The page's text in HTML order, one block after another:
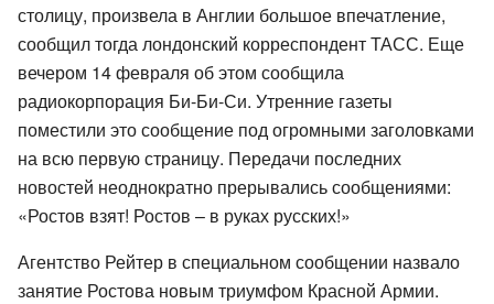
столицу, произвела в Англии большое впечатление,
сообщил тогда лондонский корреспондент ТАСС. Еще
вечером 14 февраля об этом сообщила
радиокорпорация Би-Би-Си. Утренние газеты
поместили это сообщение под огромными заголовками
на всю первую страницу. Передачи последних
новостей неоднократно прерывались сообщениями:
«Ростов взят! Ростов – в руках русских!»
Агентство Рейтер в специальном сообщении назвало
занятие Ростова новым триумфом Красной Армии.